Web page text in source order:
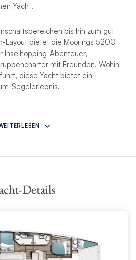
Yacht.
bis hin zum gut
Layout bietet die Moorings 5200
Inselhopping-Abenteuer,
mit Freunden. Wohin
diese Yacht bietet ein
Segelerlebnis.
im Innen- und
ist durch breite
für Unterhaltung oder
wandlungsfähiger Esstisch, der sich
lässt. Flankiert wird er von
und einer
Details